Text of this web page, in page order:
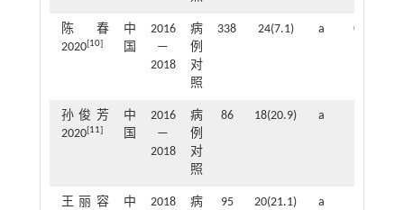
陈春
2020[10]
中
国
2016
—
2018
病
例
对
照
338 24(7.1) a
孙俊芳
2020[11]
中
国
2016
—
2018
病
例
对
照
86 18(20.9) a
王丽容
中
2018
病
95 20(21.1) a